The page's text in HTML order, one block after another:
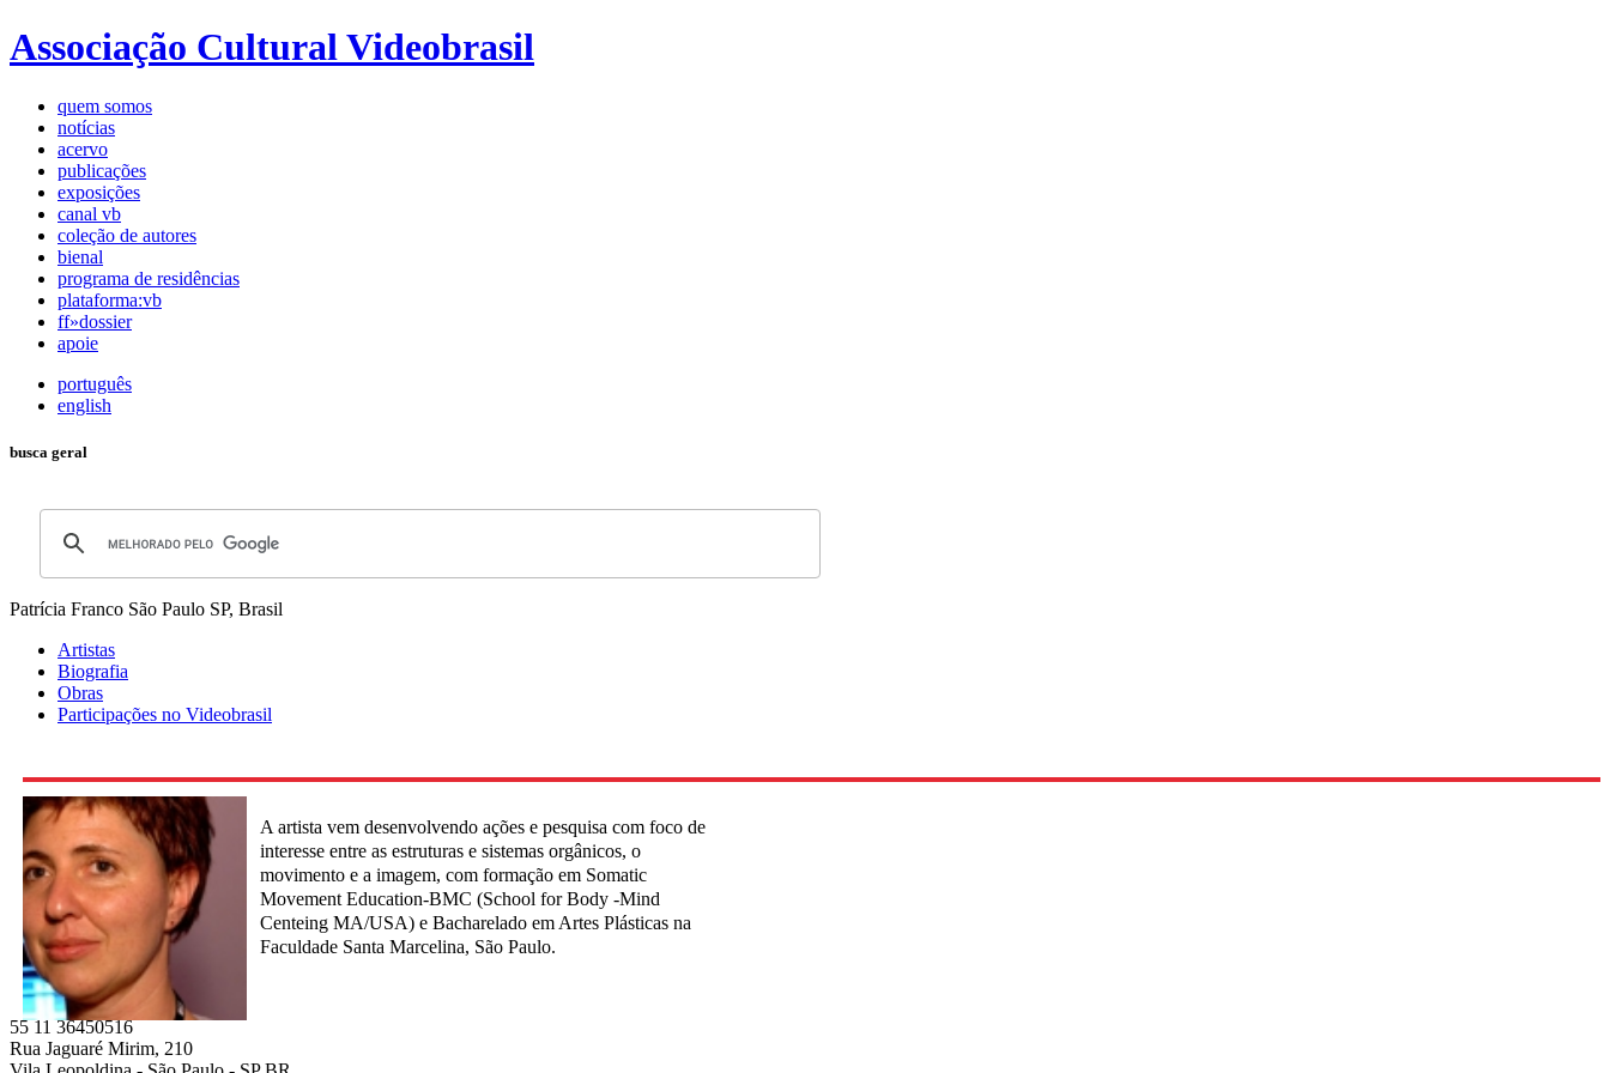
Associação Cultural Videobrasil
quem somos
notícias
acervo
publicações
exposições
canal vb
coleção de autores
bienal
programa de residências
plataforma:vb
ff»dossier
apoie
português
english
busca geral
Patrícia Franco São Paulo SP, Brasil
Artistas
Biografia
Obras
Participações no Videobrasil
A artista vem desenvolvendo ações e pesquisa com foco de
interesse entre as estruturas e sistemas orgânicos, o
movimento e a imagem, com formação em Somatic
Movement Education-BMC (School for Body -Mind
Centeing MA/USA) e Bacharelado em Artes Plásticas na
Faculdade Santa Marcelina, São Paulo.
55 11 36450516
Rua Jaguaré Mirim, 210